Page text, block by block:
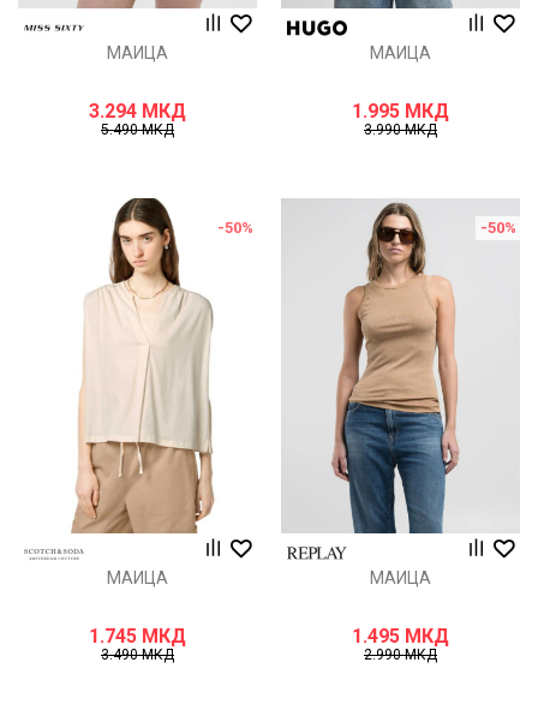
МАИЦА
3.294 МКД
5.490МКД
МАИЦА
1.995 МКД
3.990МКД
-50%
МАИЦА
1.745 МКД
3.490МКД
-50%
МАИЦА
1.495 МКД
2.990МКД